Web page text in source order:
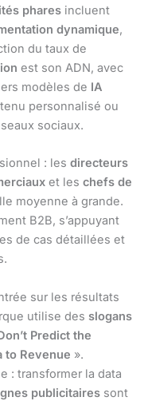
phares incluent
dynamique,
du taux de
est son ADN, avec
modèles de IA
personnalisé ou
sociaux.
: les directeurs
et les chefs de
moyenne à grande.
B2B, s’appuyant
de cas détaillées et
sur les résultats
utilise des slogans
Predict the
to Revenue ».
: transformer la data
publicitaires sont